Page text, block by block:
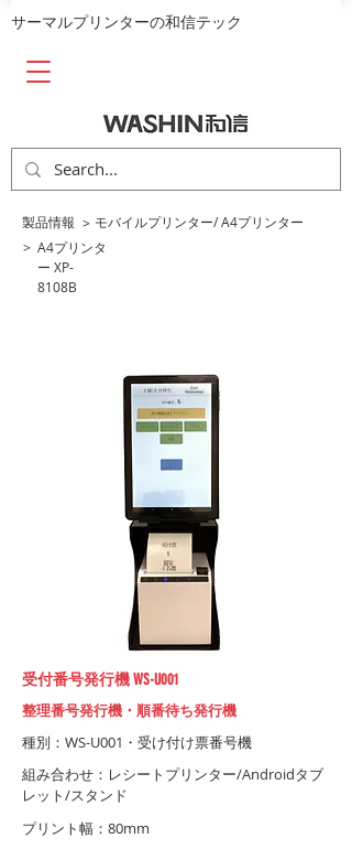
​サーマルプリンターの和信テック
​製品情報 > ​モバイルプリンター/A4プリンター​
> A4プリンタ
ー XP-
8108B
受付番号発行機 WS-U001
整理番号発行機・順番待ち発行機
種別：WS-U001・受け付け票番号機
​組み合わせ：レシートプリンター/Androidタブ
レット/スタンド
​プリント幅：80mm